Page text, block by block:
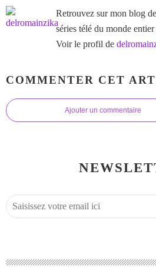
Retrouvez sur mon blog
séries télé du monde
Voir le profil de
COMMENTER CET
Ajouter un commentaire